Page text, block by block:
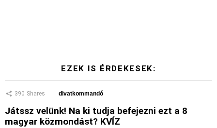
EZEK IS ÉRDEKESEK:
390 Shares divatkommandó
Játssz velünk! Na ki tudja befejezni ezt a 8
magyar közmondást? KVÍZ